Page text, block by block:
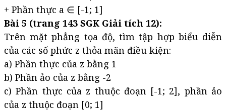
+ Phần thực a ∈ [-1; 1]
Bài 5 (trang 143 SGK Giải tích 12):
Trên mặt phẳng tọa độ, tìm tập hợp biểu diễn
của các số phức z thỏa mãn điều kiện:
a) Phần thực của z bằng 1
b) Phần ảo của z bằng -2
c) Phần thực của z thuộc đoạn [-1; 2], phần ảo
của z thuộc đoạn [0; 1]